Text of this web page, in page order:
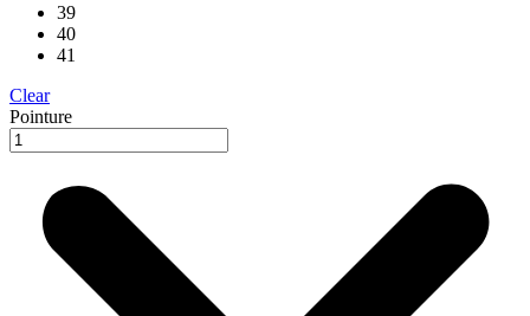
39
40
41
Clear
Pointure